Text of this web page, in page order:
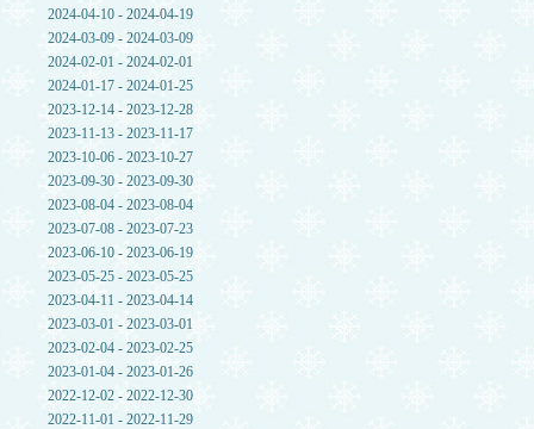
2024-04-10 - 2024-04-19
2024-03-09 - 2024-03-09
2024-02-01 - 2024-02-01
2024-01-17 - 2024-01-25
2023-12-14 - 2023-12-28
2023-11-13 - 2023-11-17
2023-10-06 - 2023-10-27
2023-09-30 - 2023-09-30
2023-08-04 - 2023-08-04
2023-07-08 - 2023-07-23
2023-06-10 - 2023-06-19
2023-05-25 - 2023-05-25
2023-04-11 - 2023-04-14
2023-03-01 - 2023-03-01
2023-02-04 - 2023-02-25
2023-01-04 - 2023-01-26
2022-12-02 - 2022-12-30
2022-11-01 - 2022-11-29